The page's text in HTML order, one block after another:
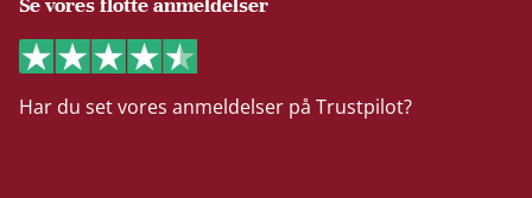
Har du set vores anmeldelser på Trustpilot?